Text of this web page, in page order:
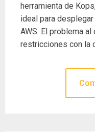
herramienta de
ideal para
AWS. El problema
restricciones con la